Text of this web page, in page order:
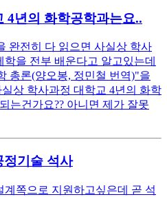
4년의 화학공학과는요..
완전히 다 읽으면 사실상 학사
을 전부 배운다고 알고있는데
총론(양오봉, 정민철 번역)"을
상 학사과정 대학교 4년의 화학
는건가요?? 아니면 제가 잘못
정기술 석사
쪽으로 지원하고싶은데 곧 석